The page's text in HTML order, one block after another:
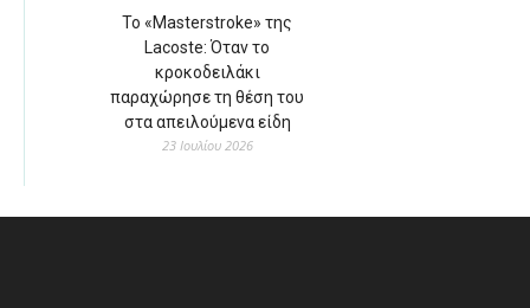
Το «Masterstroke» της
Lacoste: Όταν το
κροκοδειλάκι
παραχώρησε τη θέση του
στα απειλούμενα είδη
23 Ιουλίου 2026